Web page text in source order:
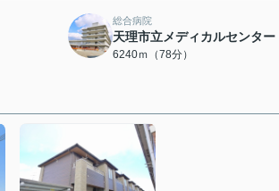
総合病院
天理市立メディカルセンター
6240ｍ（78分）